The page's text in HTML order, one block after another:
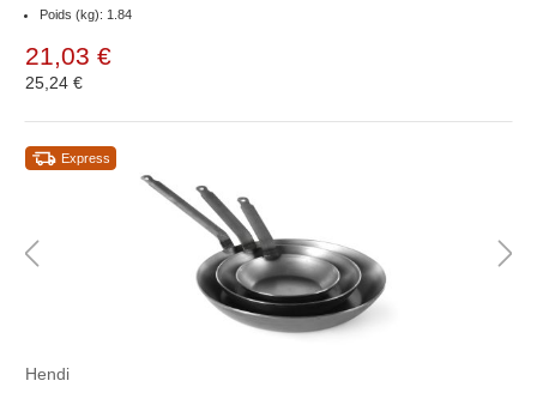
Poids (kg): 1.84
21,03 €
25,24 €
Express
Hendi